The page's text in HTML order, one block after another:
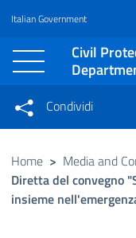
Vai al contenuto
Raggiungi il piè di pagina
Italian Government
Civil
Condividi
Condividi sui social
Home > Media and
Diretta del convegno
insieme